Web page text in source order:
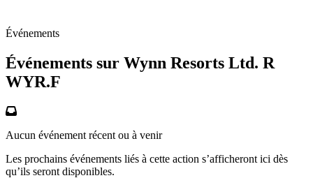
Événements
Événements sur Wynn Resorts Ltd. R
WYR.F
Aucun événement récent ou à venir
Les prochains événements liés à cette action s’afficheront ici dès
qu’ils seront disponibles.